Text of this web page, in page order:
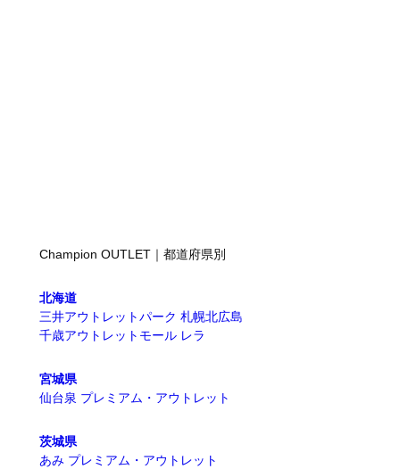
Champion OUTLET｜都道府県別
北海道
三井アウトレットパーク 札幌北広島
千歳アウトレットモール レラ
宮城県
仙台泉 プレミアム・アウトレット
茨城県
あみ プレミアム・アウトレット